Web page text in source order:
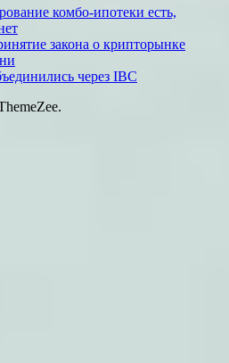
комбо-ипотеки есть,
закона о крипторынке
через IBC